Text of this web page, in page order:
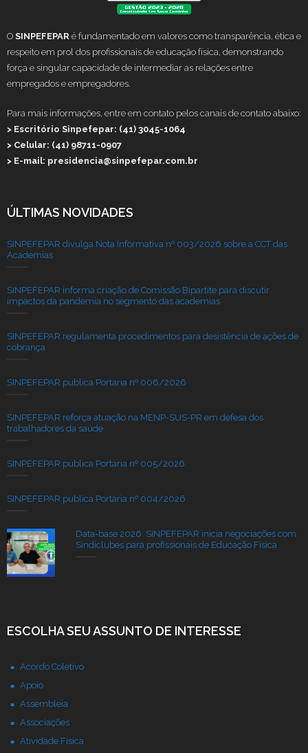
O SINPEFEPAR é fundamentado em valores como transparência, ética e
respeito em prol dos profissionais de educação física, demonstrando
força e singular capacidade de intermediar as relações entre
empregados e empregadores.
Para mais informações, entre em contato pelos canais de contato abaixo:
> Escritório Sinpefepar: (41) 3045-1064
> Celular: (41) 98711-0907
> E-mail: presidencia@sinpefepar.com.br
ÚLTIMAS NOVIDADES
SINPEFEPAR divulga Nota Informativa nº 003/2026 sobre a CCT das
Academias
SINPEFEPAR informa criação de Comissão Bipartite para discutir
impactos da pandemia no segmento das academias
SINPEFEPAR regulamenta procedimentos para desistência de ações de
cobrança
SINPEFEPAR publica Portaria nº 006/2026
SINPEFEPAR reforça atuação na MENP-SUS-PR em defesa dos
trabalhadores da saúde
SINPEFEPAR publica Portaria nº 005/2026
SINPEFEPAR publica Portaria nº 004/2026
Data-base 2026: SINPEFEPAR inicia negociações com
Sindiclubes para profissionais de Educação Física
ESCOLHA SEU ASSUNTO DE INTERESSE
Acordo Coletivo
Apoio
Assembleia
Associações
Atividade Física